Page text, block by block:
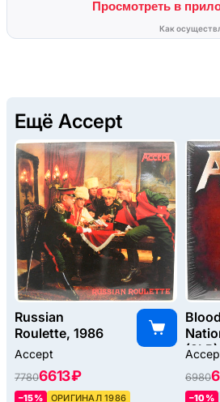
Ещё Accept
Russian
Roulette, 1986
Accept
77806613 ₽
–15%
ОРИГИНАЛ 1986
6980
–10%